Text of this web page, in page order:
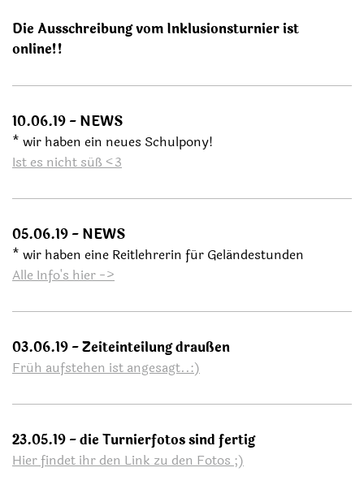
Die Ausschreibung vom Inklusionsturnier ist
online!!
10.06.19 - NEWS
* wir haben ein neues Schulpony!
Ist es nicht süß <3
05.06.19 - NEWS
* wir haben eine Reitlehrerin für Geländestunden
Alle Info's hier ->
03.06.19 - Zeiteinteilung draußen
Früh aufstehen ist angesagt..:)
23.05.19 - die Turnierfotos sind fertig
Hier findet ihr den Link zu den Fotos ;)